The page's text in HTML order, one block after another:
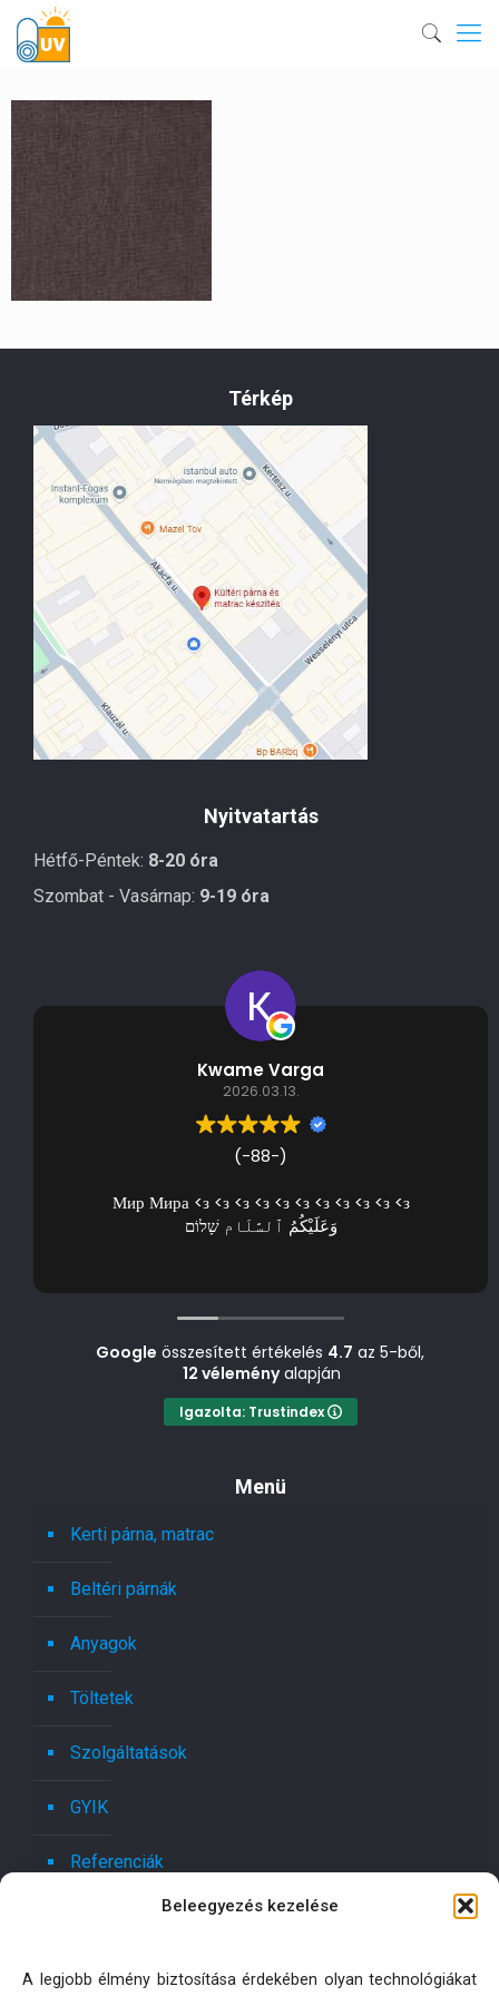
Beleegyezés kezelése
A legjobb élmény biztosítása érdekében olyan technológiákat
Térkép
Nyitvatartás
Hétfő-Péntek: 8-20 óra
Szombat - Vasárnap: 9-19 óra
Kwame Varga
2026.03.13.
(-88-)
Мир Мира <з <з <з <з <з <з <з <з <з <з <з
وَعَلَيْكُمُ ٱلسَّلَام שָׁלוֹם
Google összesített értékelés 4.7 az 5-ből,
12 véleményalapján
Igazolta: Trustindex
Menü
Kerti párna, matrac
Beltéri párnák
Anyagok
Töltetek
Szolgáltatások
GYIK
Referenciák
Ajánlatot kérek!